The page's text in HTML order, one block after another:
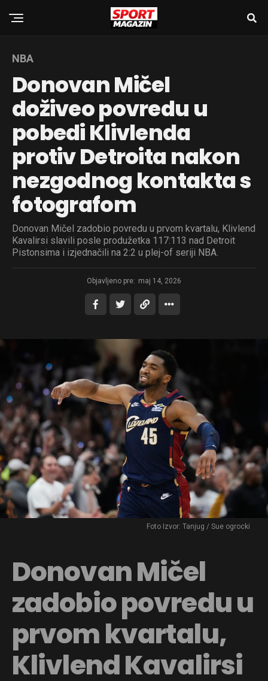
NBA
Donovan Mičel
doživeo povredu u
pobedi Klivlenda
protiv Detroita nakon
nezgodnog kontakta s
fotografom
Donovan Mičel zadobio povredu u prvom kvartalu, Klivlend
Kavalirsi slavili posle produžetka 117:113 nad Detroit
Pistonsima i izjednačili na 2:2 u plej-of seriji NBA.
Objavljeno pre: maj 14, 2026
Foto Izvor: Tanjug / Sue ogrocki
Donovan Mičel
zadobio povredu u
prvom kvartalu,
Klivlend Kavalirsi